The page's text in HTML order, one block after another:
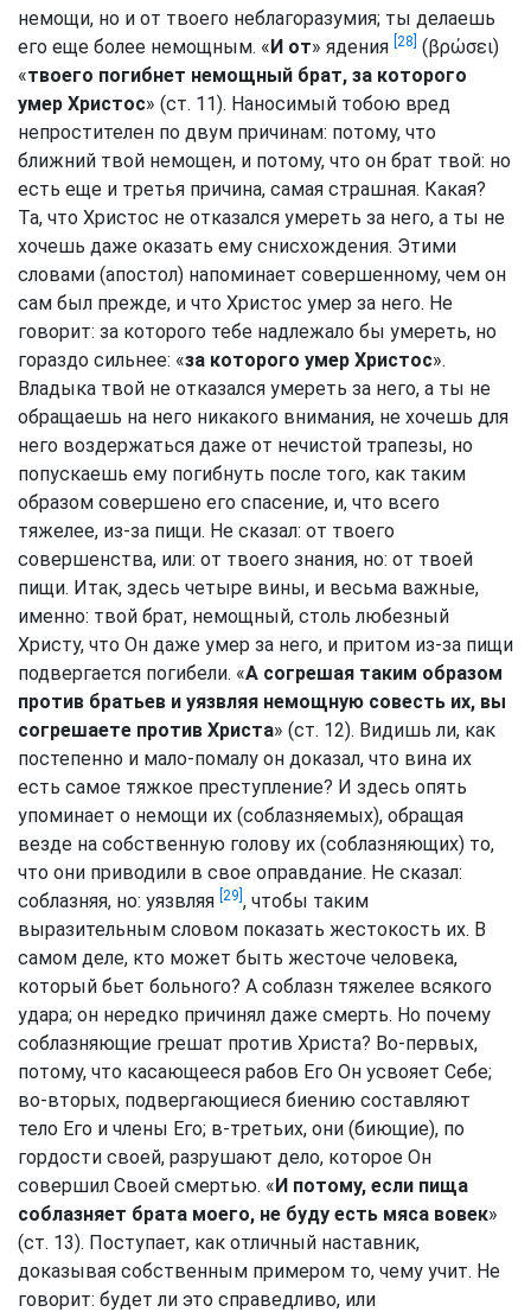
немощи, но и от твоего неблагоразумия; ты делаешь
его еще более немощным. «И от» ядения [28] (βρώσει)
«твоего погибнет немощный брат, за которого
умер Христос» (ст. 11). Наносимый тобою вред
непростителен по двум причинам: потому, что
ближний твой немощен, и потому, что он брат твой: но
есть еще и третья причина, самая страшная. Какая?
Та, что Христос не отказался умереть за него, а ты не
хочешь даже оказать ему снисхождения. Этими
словами (апостол) напоминает совершенному, чем он
сам был прежде, и что Христос умер за него. Не
говорит: за которого тебе надлежало бы умереть, но
гораздо сильнее: «за которого умер Христос».
Владыка твой не отказался умереть за него, а ты не
обращаешь на него никакого внимания, не хочешь для
него воздержаться даже от нечистой трапезы, но
попускаешь ему погибнуть после того, как таким
образом совершено его спасение, и, что всего
тяжелее, из-за пищи. Не сказал: от твоего
совершенства, или: от твоего знания, но: от твоей
пищи. Итак, здесь четыре вины, и весьма важные,
именно: твой брат, немощный, столь любезный
Христу, что Он даже умер за него, и притом из-за пищи
подвергается погибели. «А согрешая таким образом
против братьев и уязвляя немощную совесть их, вы
согрешаете против Христа» (ст. 12). Видишь ли, как
постепенно и мало-помалу он доказал, что вина их
есть самое тяжкое преступление? И здесь опять
упоминает о немощи их (соблазняемых), обращая
везде на собственную голову их (соблазняющих) то,
что они приводили в свое оправдание. Не сказал:
соблазняя, но: уязвляя [29] , чтобы таким
выразительным словом показать жестокость их. В
самом деле, кто может быть жесточе человека,
который бьет больного? А соблазн тяжелее всякого
удара; он нередко причинял даже смерть. Но почему
соблазняющие грешат против Христа? Во-первых,
потому, что касающееся рабов Его Он усвояет Себе;
во-вторых, подвергающиеся биению составляют
тело Его и члены Его; в-третьих, они (биющие), по
гордости своей, разрушают дело, которое Он
совершил Своей смертью. «И потому, если пища
соблазняет брата моего, не буду есть мяса вовек»
(ст. 13). Поступает, как отличный наставник,
доказывая собственным примером то, чему учит. Не
говорит: будет ли это справедливо, или